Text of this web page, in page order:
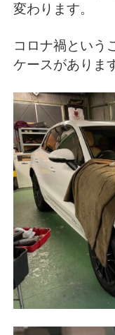
変わります。
コロナ禍という
ケースがありま